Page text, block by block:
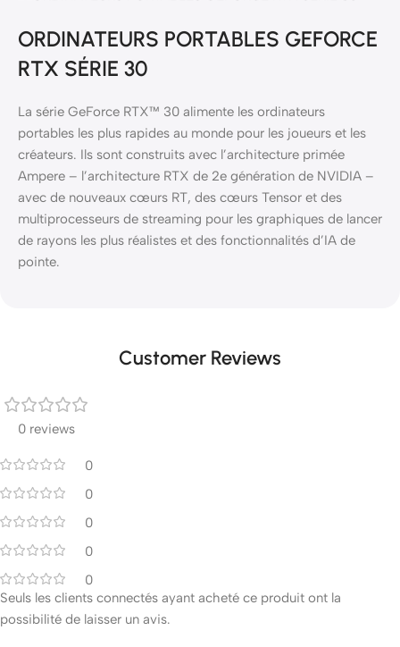
ORDINATEURS PORTABLES GEFORCE
RTX SÉRIE 30
La série GeForce RTX™ 30 alimente les ordinateurs
portables les plus rapides au monde pour les joueurs et les
créateurs. Ils sont construits avec l’architecture primée
Ampere – l’architecture RTX de 2e génération de NVIDIA –
avec de nouveaux cœurs RT, des cœurs Tensor et des
multiprocesseurs de streaming pour les graphiques de lancer
de rayons les plus réalistes et des fonctionnalités d’IA de
pointe.
Customer Reviews
0 reviews
0
0
0
0
0
Seuls les clients connectés ayant acheté ce produit ont la
possibilité de laisser un avis.